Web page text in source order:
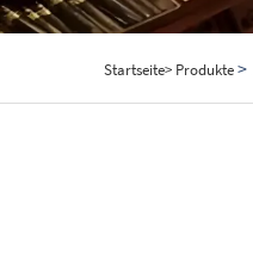
Startseite> Produkte>